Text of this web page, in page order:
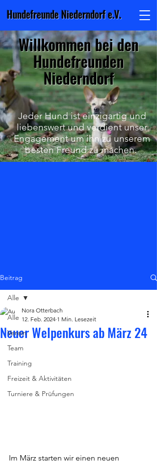
Willkommen bei den
Hundefreunden
Niederndorf
Jeder Hund ist einzigartig und
liebenswert und verdient unser
Engagement um ihn zu unserem
besten Freund zu machen.
Hundefreunde Niederndorf e.V.
Beitrag
Alle
Verein
Team
Training
Freizeit & Aktivitäten
Turniere & Prüfungen
Alle
Neuer Welpenkurs ab März 24
Nora Otterbach
12. Feb. 2024 1 Min. Lesezeit
Im März starten wir einen neuen